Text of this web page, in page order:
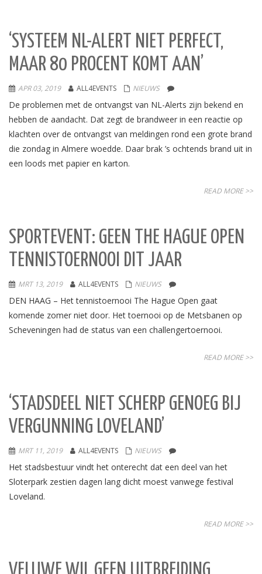
‘SYSTEEM NL-ALERT NIET PERFECT,
MAAR 80 PROCENT KOMT AAN’
APR 03, 2019 ALL4EVENTS NIEUWS
De problemen met de ontvangst van NL-Alerts zijn bekend en
hebben de aandacht. Dat zegt de brandweer in een reactie op
klachten over de ontvangst van meldingen rond een grote brand
die zondag in Almere woedde. Daar brak ’s ochtends brand uit in
een loods met papier en karton.
READ MORE >>
SPORTEVENT: GEEN THE HAGUE OPEN
TENNISTOERNOOI DIT JAAR
MRT 13, 2019 ALL4EVENTS NIEUWS
DEN HAAG – Het tennistoernooi The Hague Open gaat
komende zomer niet door. Het toernooi op de Metsbanen op
Scheveningen had de status van een challengertoernooi.
READ MORE >>
‘STADSDEEL NIET SCHERP GENOEG BIJ
VERGUNNING LOVELAND’
MRT 11, 2019 ALL4EVENTS NIEUWS
Het stadsbestuur vindt het onterecht dat een deel van het
Sloterpark zestien dagen lang dicht moest vanwege festival
Loveland.
READ MORE >>